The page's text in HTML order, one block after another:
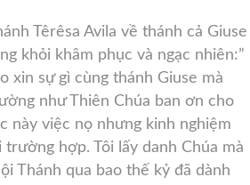
Têrêsa Avila về thánh cả Giuse
khỏi khâm phục và ngạc nhiên:”
xin sự gì cùng thánh Giuse mà
như Thiên Chúa ban ơn cho
này việc nọ nhưng kinh nghiệm
hợp. Tôi lấy danh Chúa mà
Thánh qua bao thế kỷ đã dành